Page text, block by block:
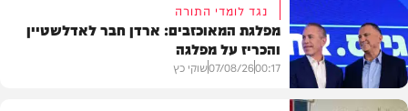
בית המדרש
נגד לומדי התורה
מפלגת המאוכזבים: ארדן חבר לאדלשטיין
והכריז על מפלגה
00:17
07/08/26שוקי כץ